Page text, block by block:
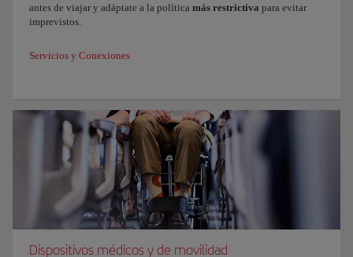
antes de viajar y adáptate a la política más restrictiva para evitar
imprevistos.
Servicios y Conexiones
Dispositivos médicos y de movilidad